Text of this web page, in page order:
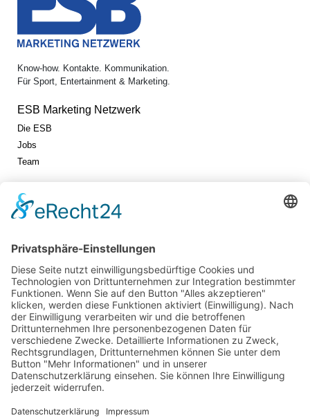
Know-how. Kontakte. Kommunikation.
Für Sport, Entertainment & Marketing.
ESB Marketing Netzwerk
Die ESB
Jobs
Team
Jetzt vernetzen!
Die ESB auf LinkedIn
Newsletter abonnieren
Events
360° ENTERTAINMENT
eps ARENA SUMMIT
FANCOMMERCE FORUM
MARKENFESTIVAL
Markenforum
SCHWEIZER MARKENKONGRESS